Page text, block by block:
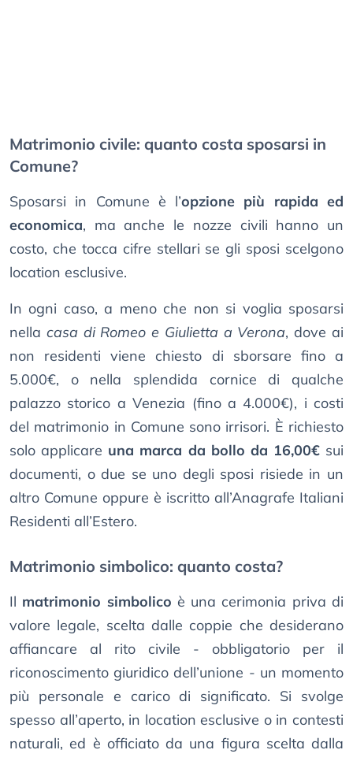
Matrimonio civile: quanto costa sposarsi in
Comune?
Sposarsi in Comune è l’opzione più rapida ed
economica, ma anche le nozze civili hanno un
costo, che tocca cifre stellari se gli sposi scelgono
location esclusive.
In ogni caso, a meno che non si voglia sposarsi
nella casa di Romeo e Giulietta a Verona, dove ai
non residenti viene chiesto di sborsare fino a
5.000€, o nella splendida cornice di qualche
palazzo storico a Venezia (fino a 4.000€), i costi
del matrimonio in Comune sono irrisori. È richiesto
solo applicare una marca da bollo da 16,00€sui
documenti, o due se uno degli sposi risiede in un
altro Comune oppure è iscritto all’Anagrafe Italiani
Residenti all’Estero.
Matrimonio simbolico: quanto costa?
Il matrimonio simbolico è una cerimonia priva di
valore legale, scelta dalle coppie che desiderano
affiancare al rito civile - obbligatorio per il
riconoscimento giuridico dell’unione - un momento
più personale e carico di significato. Si svolge
spesso all’aperto, in location esclusive o in contesti
naturali, ed è officiato da una figura scelta dalla